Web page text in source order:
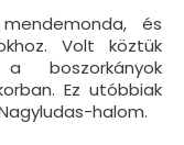
és
Volt köztük
boszorkányok
Ez utóbbiak
halom.